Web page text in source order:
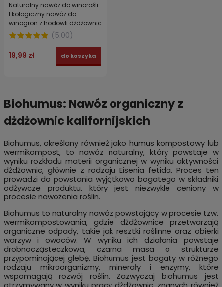
Naturalny nawóz do winorośli.
Ekologiczny nawóz do
winogron z hodowli dżdżownic
kalifornijskich BIOHUMUS EXTRA
EKODARPOL 1 l
(5.00)
19,99 zł do koszyka
Biohumus: Nawóz organiczny z
dżdżownic kalifornijskich
Biohumus, określany również jako humus kompostowy lub
wermikompost, to nawóz naturalny, który powstaje w
wyniku rozkładu materii organicznej w wyniku aktywności
dżdżownic, głównie z rodzaju Eisenia fetida. Proces ten
prowadzi do powstania wyjątkowo bogatego w składniki
odżywcze produktu, który jest niezwykle ceniony w
procesie nawożenia roślin.
Biohumus to naturalny nawóz powstający w procesie tzw.
wermikompostowania, gdzie dżdżownice przetwarzają
organiczne odpady, takie jak resztki roślinne oraz obierki
warzyw i owoców. W wyniku ich działania powstaje
drobnocząsteczkowa, czarna masa o strukturze
przypominającej glebę. Biohumus jest bogaty w różnego
rodzaju mikroorganizmy, minerały i enzymy, które
wspomagają rozwój roślin. Zazwyczaj biohumus jest
otrzymywany w wyniku pracy dżdżownic, znanych również